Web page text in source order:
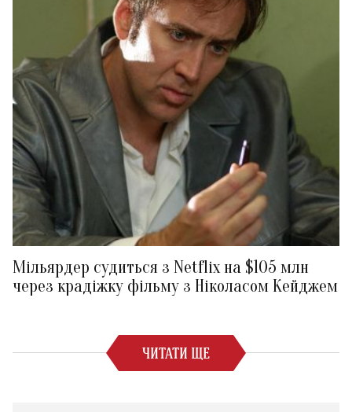
Мільярдер судиться з Netflix на $105 млн
через крадіжку фільму з Ніколасом Кейджем
ЧИТАТИ ЩЕ